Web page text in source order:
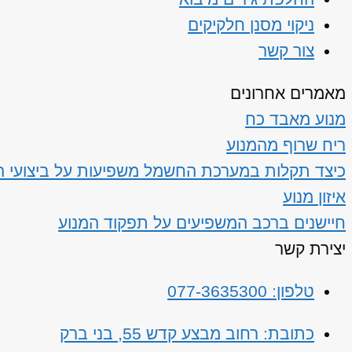
ניקוי מסנן חלקיקים
צור קשר
מאמרים אחרונים
מנוע מאבד כח
ריח שרוף מהמנוע
כיצד תקלות במערכת החשמל משפיעות על ביצועי
איזון מנוע
חיישנים ברכב המשפיעים על תפקוד המנוע
יצירת קשר
טלפון: 077-3635300
כתובת: רחוב מבצע קדש 55, בני ברק